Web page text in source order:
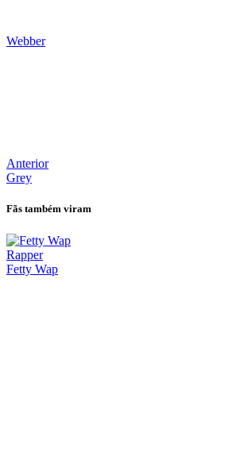
Webber
Anterior
Grey
Fãs também viram
Rapper
Fetty Wap